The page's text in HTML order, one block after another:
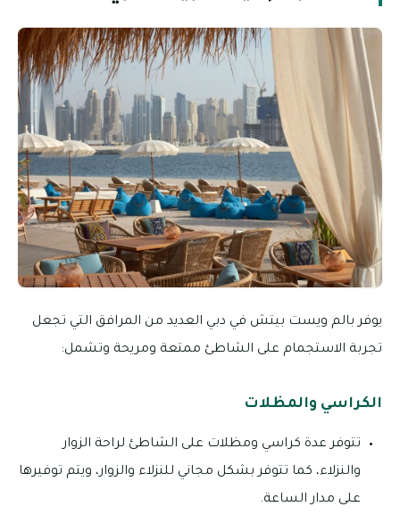
يوفر بالم ويست بيتش في دبي العديد من المرافق التي تجعل
تجربة الاستجمام على الشاطئ ممتعة ومريحة وتشمل:
الكراسي والمظلات
تتوفر عدة كراسي ومظلات على الشاطئ لراحة الزوار
والنزلاء، كما تتوفر بشكل مجاني للنزلاء والزوار، ويتم توفيرها
على مدار الساعة.